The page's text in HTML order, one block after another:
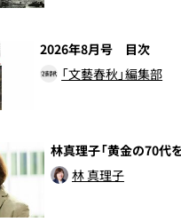
2026年8月号 目次
「文藝春秋」編集部
林真理子「黄金の70代
林 真理子